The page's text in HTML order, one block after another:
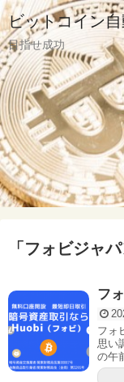
ビットコイン
目指せ成功
「 フォビジャ
フ
フォ
思い
の午